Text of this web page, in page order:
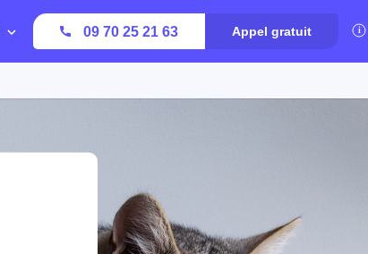
09 70 25 21 63 Appel gratuit